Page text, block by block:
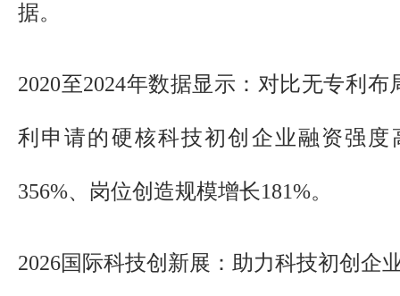
据。
2020至2024年数据显示：对比无专利
利申请的硬核科技初创企业融资强度
356%、岗位创造规模增长181%。
2026国际科技创新展：助力科技初创企